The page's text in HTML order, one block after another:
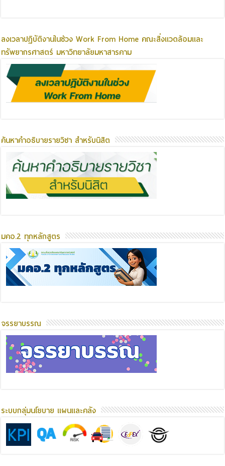
ลงเวลาปฏิบัติงานในช่วง Work From Home คณะสิ่งแวดล้อมและ
ทรัพยากรศาสตร์ มหาวิทยาลัยมหาสารคาม
ค้นหาคำอธิบายรายวิชา สำหรับนิสิต
มคอ.2 ทุกหลักสูตร
จรรยาบรรณ
ระบบกลุ่มนโยบาย แผนและคลัง